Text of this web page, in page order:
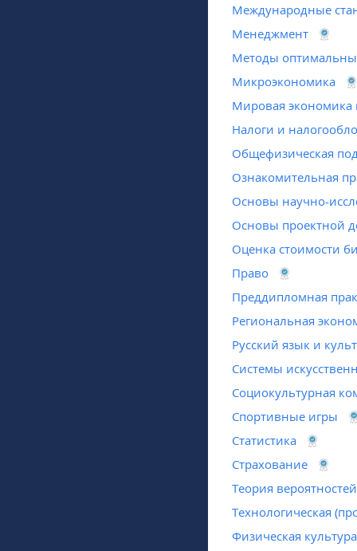
Международные
Менеджмент
Методы
Микроэкономика
Мировая
Налоги и
Общефизическая
Ознакомительная
Основы научно-
Основы проектной
Оценка стоимости
Право
Преддипломная
Региональная
Русский язык и
Системы
Социокультурная
Спортивные игры
Статистика
Страхование
Теория
Технологическая
Физическая